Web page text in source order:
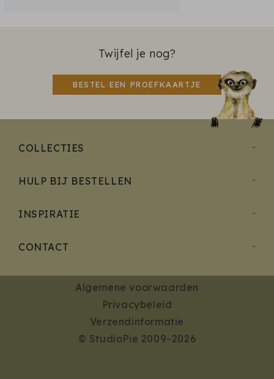
Twijfel je nog?
BESTEL EEN PROEFKAARTJE
COLLECTIES
HULP BIJ BESTELLEN
INSPIRATIE
CONTACT
Algemene voorwaarden
Privacybeleid
Verzendinformatie
© StudioPie 2009–2026